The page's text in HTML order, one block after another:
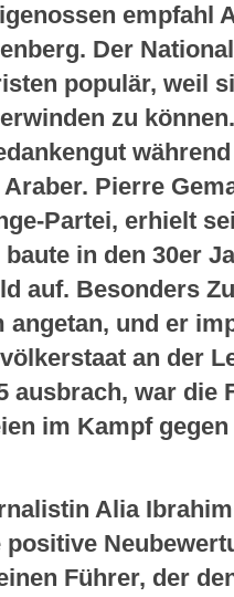
empfahl
Der
populär, weil
zu
Pierre
Partei, erhielt
in den 30er
auf. Besonders
angetan, und er
an der
ausbrach, war die
im Kampf
Alia
Führer, der